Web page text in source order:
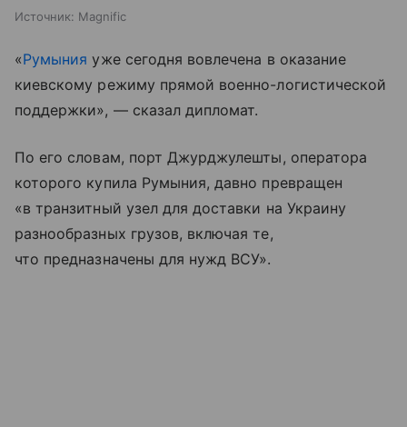
Источник: Magnific
«Румыния уже сегодня вовлечена в оказание
киевскому режиму прямой военно-логистической
поддержки», — сказал дипломат.
По его словам, порт Джурджулешты, оператора
которого купила Румыния, давно превращен
«в транзитный узел для доставки на Украину
разнообразных грузов, включая те,
что предназначены для нужд ВСУ».